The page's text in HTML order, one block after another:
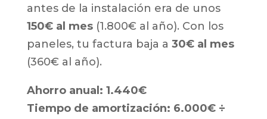
antes de la instalación era de unos
150€ al mes(1.800€ al año). Con los
paneles, tu factura baja a 30€ al mes
(360€ al año).
Ahorro anual: 1.440€
Tiempo de amortización: 6.000€ ÷